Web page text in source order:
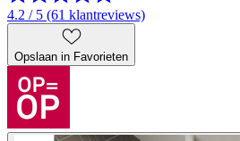
4.2 / 5 (61 klantreviews)
Opslaan in Favorieten